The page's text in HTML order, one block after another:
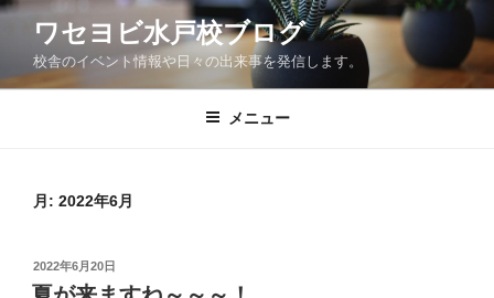
コ
ン
ワセヨビ水戸校ブログ
校舎のイベント情報や日々の出来事を発信します。
メニュー
月: 2022年6月
投
稿
2022年6月20日